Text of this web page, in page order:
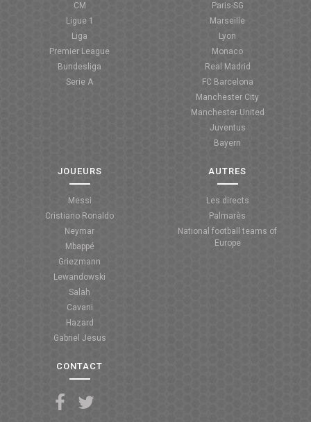
CM
Ligue 1
Liga
Premier League
Bundesliga
Serie A
Paris-SG
Marseille
Lyon
Monaco
Real Madrid
FC Barcelona
Manchester City
Manchester United
Juventus
Bayern
JOUEURS
Messi
Cristiano Ronaldo
Neymar
Mbappé
Griezmann
Lewandowski
Salah
Cavani
Hazard
Gabriel Jesus
AUTRES
Les directs
Palmarès
National football teams of
Europe
CONTACT